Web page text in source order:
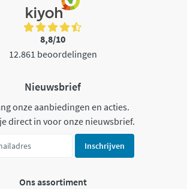
8,8/10
12.861 beoordelingen
Nieuwsbrief
onze aanbiedingen en acties.
direct in voor onze nieuwsbrief.
Inschrijven
Ons assortiment